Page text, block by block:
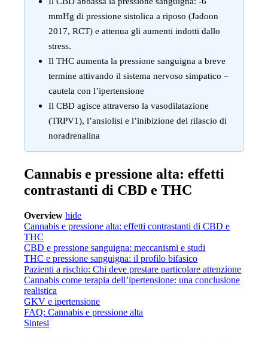
mmHg di pressione sistolica a riposo (Jadoon
2017, RCT) e attenua gli aumenti indotti dallo
stress.
Il THC aumenta la pressione sanguigna a breve
termine attivando il sistema nervoso simpatico –
cautela con l’ipertensione
Il CBD agisce attraverso la vasodilatazione
(TRPV1), l’ansiolisi e l’inibizione del rilascio di
noradrenalina
Cannabis e pressione alta: effetti
contrastanti di CBD e THC
Overview hide
Cannabis e pressione alta: effetti contrastanti di CBD e
THC
CBD e pressione sanguigna: meccanismi e studi
THC e pressione sanguigna: il profilo bifasico
Pazienti a rischio: Chi deve prestare particolare attenzione
Cannabis come terapia dell’ipertensione: una conclusione
realistica
GKV e ipertensione
FAQ: Cannabis e pressione alta
Sintesi